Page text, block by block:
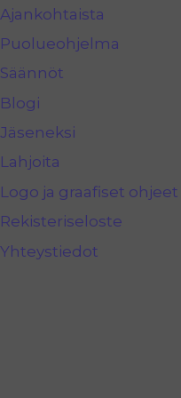
Ajankohtaista
Puolueohjelma
Säännöt
Blogi
Jäseneksi
Lahjoita
Logo ja graafiset ohjeet
Rekisteriseloste
Yhteystiedot